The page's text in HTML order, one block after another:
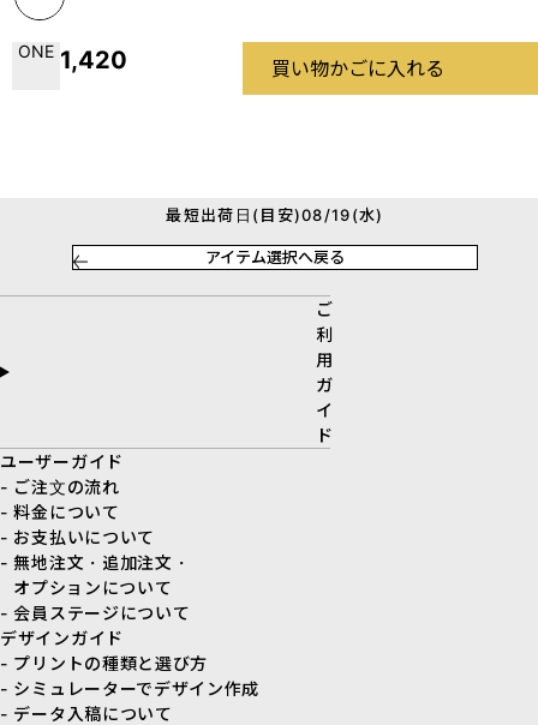
ONE 1,420 買い物かごに入れる
最短出荷日(目安)08/19(水)
アイテム選択へ戻る
ご
利
用
ガ
イ
ド
ユーザーガイド
- ご注文の流れ
- 料金について
- お支払いについて
- 無地注文・追加注文・
オプションについて
- 会員ステージについて
デザインガイド
- プリントの種類と選び方
- シミュレーターでデザイン作成
- データ入稿について